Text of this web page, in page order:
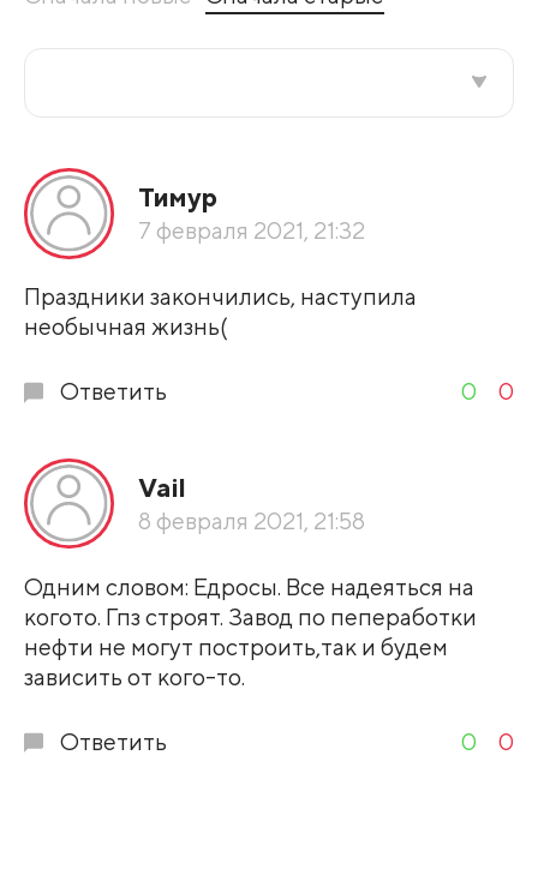
По рейтингу
Тимур
7 февраля 2021, 21:32
Праздники закончились, наступила
необычная жизнь(
Ответить 0 0
Vail
8 февраля 2021, 21:58
Одним словом: Едросы. Все надеяться на
когото. Гпз строят. Завод по пепеработки
нефти не могут построить,так и будем
зависить от кого-то.
Ответить 0 0